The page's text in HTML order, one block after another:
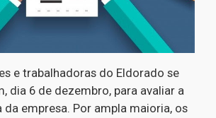
e trabalhadoras do Eldorado se
dia 6 de dezembro, para avaliar a
empresa. Por ampla maioria, os